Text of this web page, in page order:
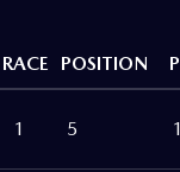
RACE POSITION
1 5